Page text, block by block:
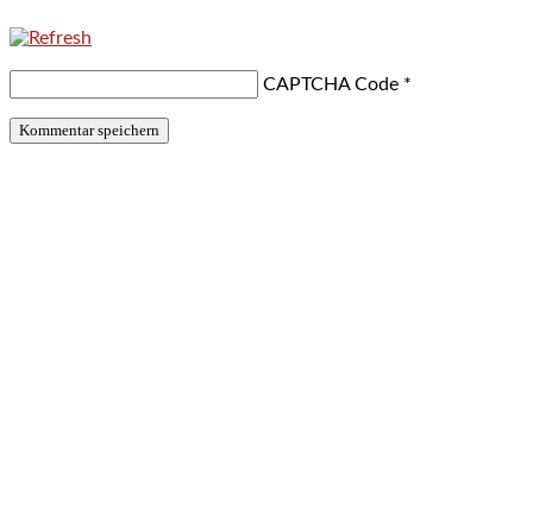
CAPTCHA Code *